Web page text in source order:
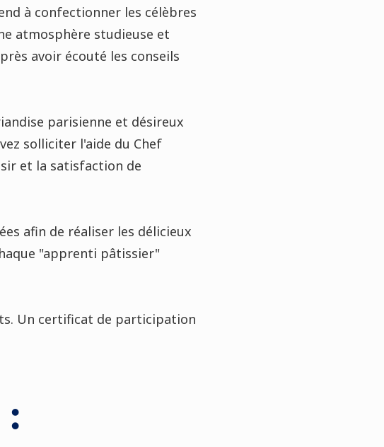
à confectionner les célèbres
atmosphère studieuse et
avoir écouté les conseils
parisienne et désireux
solliciter l'aide du Chef
et la satisfaction de
afin de réaliser les délicieux
"apprenti pâtissier"
Un certificat de participation